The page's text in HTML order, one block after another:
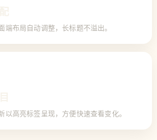
端布局自动调整，长标题不溢出。
以高亮标签呈现，方便快速查看变化。